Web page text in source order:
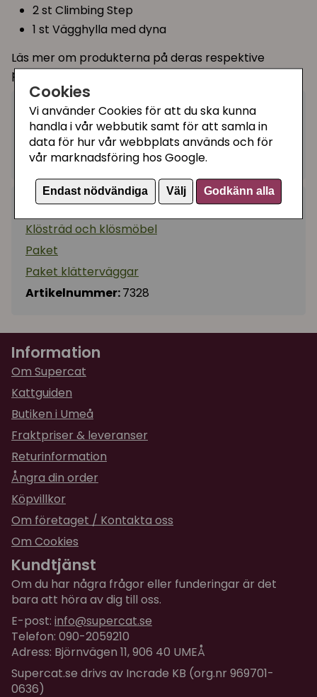
Cookies
Vi använder Cookies för att du ska kunna
handla i vår webbutik samt för att samla in
data för hur vår webbplats används och för
vår marknadsföring hos Google.
Endast nödvändiga Välj Godkänn alla
2 st Climbing Step
1 st Vägghylla med dyna
Läs mer om produkterna på deras respektive
produktsidor.
2019 kr Utgått
Ej tillgänglig
Kategorier:
Klösträd och klösmöbel
Paket
Paket klätterväggar
Artikelnummer:7328
Information
Om Supercat
Kattguiden
Butiken i Umeå
Fraktpriser & leveranser
Returinformation
Ångra din order
Köpvillkor
Om företaget / Kontakta oss
Om Cookies
Kundtjänst
Om du har några frågor eller funderingar är det
bara att höra av dig till oss.
E-post: info@supercat.se
Telefon: 090-2059210
Adress: Björnvägen 11, 906 40 UMEÅ
Supercat.se drivs av Incrade KB (org.nr 969701-
0636)